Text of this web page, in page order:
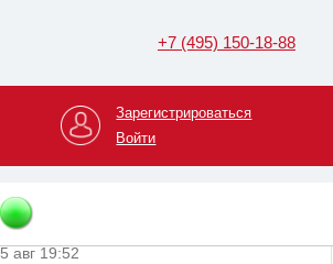
+7 (495) 150-18-88
Зарегистрироваться
Войти
Тяга рулевая на
Ответ менеджера:
CHERY T113401300BB Тяга рулевая
14мм)
5 авг 19:52